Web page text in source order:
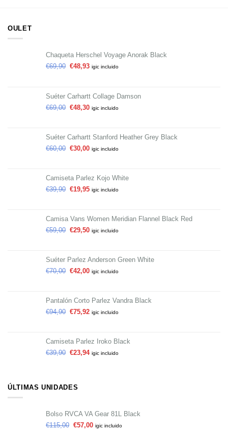
OULET
Chaqueta Herschel Voyage Anorak Black
€69,90 €48,93 igic incluido
Suéter Carhartt Collage Damson
€69,00 €48,30 igic incluido
Suéter Carhartt Stanford Heather Grey Black
€60,00 €30,00 igic incluido
Camiseta Parlez Kojo White
€39,90 €19,95 igic incluido
Camisa Vans Women Meridian Flannel Black Red
€59,00 €29,50 igic incluido
Suéter Parlez Anderson Green White
€70,00 €42,00 igic incluido
Pantalón Corto Parlez Vandra Black
€94,90 €75,92 igic incluido
Camiseta Parlez Iroko Black
€39,90 €23,94 igic incluido
ÚLTIMAS UNIDADES
Bolso RVCA VA Gear 81L Black
€115,00 €57,00 igic incluido